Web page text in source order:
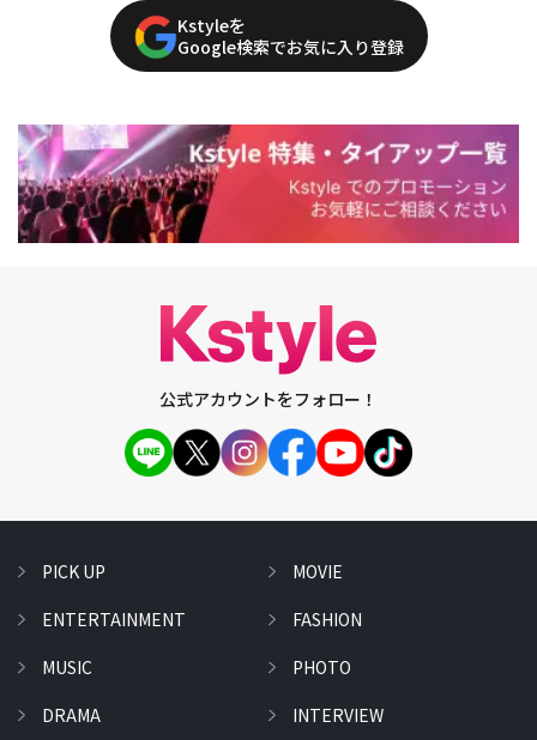
Kstyleを
Google検索でお気に入り登録
公式アカウントをフォロー！
PICK UP
ENTERTAINMENT
MUSIC
DRAMA
MOVIE
FASHION
PHOTO
INTERVIEW